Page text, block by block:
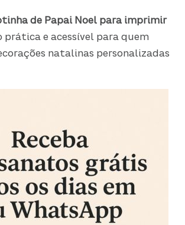
de Papai Noel para imprimir
prática e acessível para quem
natalinas personalizadas